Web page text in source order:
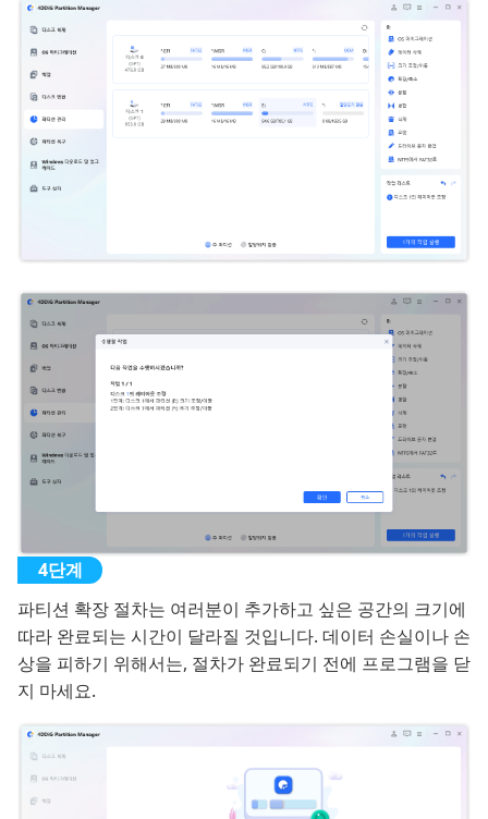
파티션 확장 절차는 여러분이 추가하고 싶은 공간의 크기에
따라 완료되는 시간이 달라질 것입니다. 데이터 손실이나 손
상을 피하기 위해서는, 절차가 완료되기 전에 프로그램을 닫
지 마세요.